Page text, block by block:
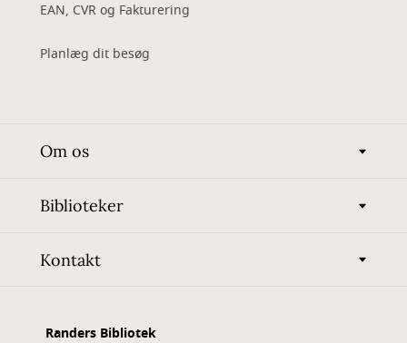
EAN, CVR og Fakturering
Planlæg dit besøg
Om os
Biblioteker
Kontakt
Randers Bibliotek